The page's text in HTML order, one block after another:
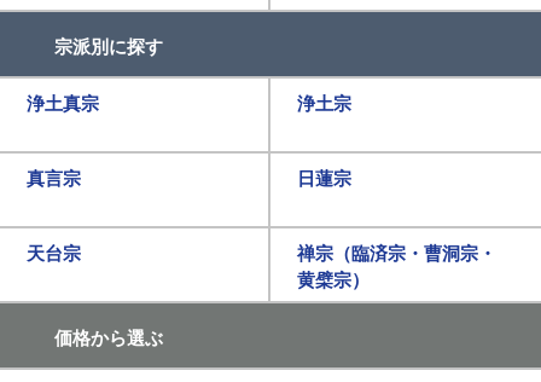
宗派別に探す
浄土真宗 浄土宗
真言宗 日蓮宗
天台宗
禅宗（臨済宗・曹洞宗・
黄檗宗）
価格から選ぶ